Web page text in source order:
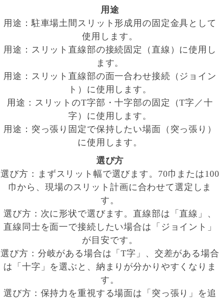
用途
用途：駐車場土間スリット形成用の固定金具として
使用します。
用途：スリット直線部の接続固定（直線）に使用し
ます。
用途：スリット直線部の面一合わせ接続（ジョイン
ト）に使用します。
用途：スリットのT字部・十字部の固定（T字／十
字）に使用します。
用途：突っ張り固定で保持したい場面（突っ張り）
に使用します。
選び方
選び方：まずスリット幅で選びます。70巾または100
巾から、現場のスリット計画に合わせて選定しま
す。
選び方：次に形状で選びます。直線部は「直線」、
直線同士を面一で接続したい場合は「ジョイント」
が目安です。
選び方：分岐がある場合は「T字」、交差がある場合
は「十字」を選ぶと、納まりが分かりやすくなりま
す。
選び方：保持力を重視する場面は「突っ張り」を追